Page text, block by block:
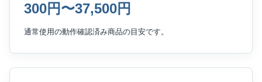
300円〜37,500円
通常使用の動作確認済み商品の目安です。